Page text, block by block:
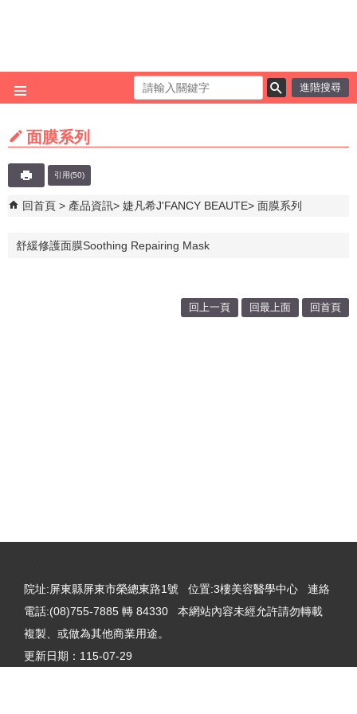
進階搜尋
面膜系列
引用(50)
回首頁 產品資訊 婕凡希J'FANCY BEAUTE 面膜系列
舒緩修護面膜Soothing Repairing Mask
回上一頁 回最上面 回首頁
院址:屏東縣屏東市榮總東路1號 位置:3樓美容醫學中心 連絡
電話:(08)755-7885 轉 84330 本網站內容未經允許請勿轉載
複製、或做為其他商業用途。
更新日期： 115-07-29